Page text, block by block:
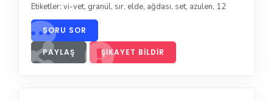
Etiketler: vi-vet, granül, sır, elde, ağdası, set, azulen, 12
SORU SOR
PAYLAŞ ŞIKAYET BILDIR